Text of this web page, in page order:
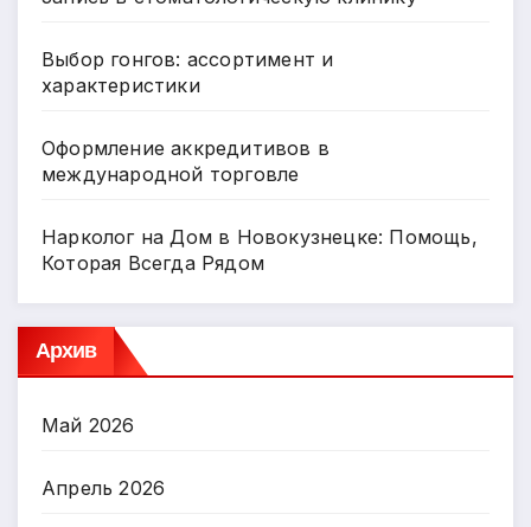
Выбор гонгов: ассортимент и
характеристики
Оформление аккредитивов в
международной торговле
Нарколог на Дом в Новокузнецке: Помощь,
Которая Всегда Рядом
Архив
Май 2026
Апрель 2026